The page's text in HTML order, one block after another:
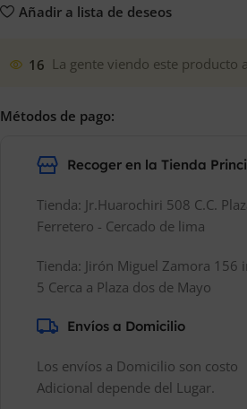
Añadir a lista de deseos
16 La gente viendo este producto
Métodos de pago:
Recoger en la Tienda
Tienda: Jr.Huarochiri 508 C.C.
Ferretero - Cercado de lima
Tienda: Jirón Miguel Zamora 156
5 Cerca a Plaza dos de Mayo
Envíos a Domicilio
Los envíos a Domicilio son costo
Adicional depende del Lugar.